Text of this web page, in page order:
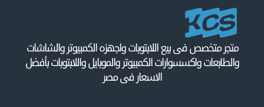
متجر متخصص فى بيع اللابتوبات واجهزه الكمبيوتر والشاشات
والطابعات واكسسوارات الكمبيوتر والموبايل واللابتوبات بأفضل
الاسعار فى مصر